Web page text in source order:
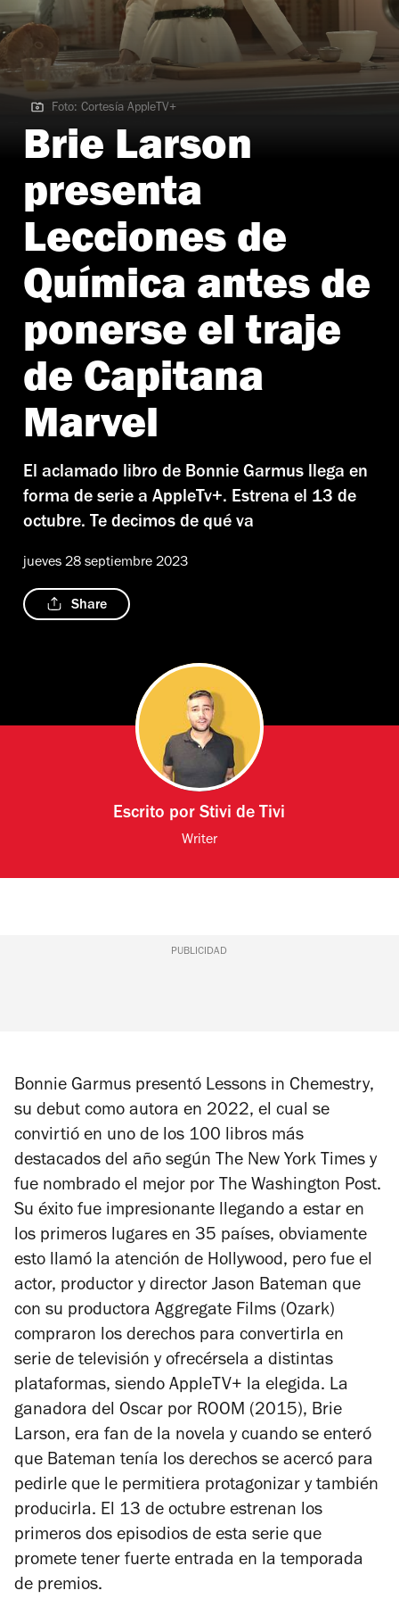
Foto: Cortesía AppleTV+
Foto: Cortesía AppleTV+
Brie Larson
presenta
Lecciones de
Química antes de
ponerse el traje
de Capitana
Marvel
El aclamado libro de Bonnie Garmus llega en
forma de serie a AppleTv+. Estrena el 13 de
octubre. Te decimos de qué va
jueves 28 septiembre 2023
Share
Escrito porStivi de Tivi
Writer
PUBLICIDAD
Bonnie Garmus presentó Lessons in Chemestry,
su debut como autora en 2022, el cual se
convirtió en uno de los 100 libros más
destacados del año según The New York Times y
fue nombrado el mejor por The Washington Post.
Su éxito fue impresionante llegando a estar en
los primeros lugares en 35 países, obviamente
esto llamó la atención de Hollywood, pero fue el
actor, productor y director Jason Bateman que
con su productora Aggregate Films (Ozark)
compraron los derechos para convertirla en
serie de televisión y ofrecérsela a distintas
plataformas, siendo AppleTV+ la elegida. La
ganadora del Oscar por ROOM (2015), Brie
Larson, era fan de la novela y cuando se enteró
que Bateman tenía los derechos se acercó para
pedirle que le permitiera protagonizar y también
producirla. El 13 de octubre estrenan los
primeros dos episodios de esta serie que
promete tener fuerte entrada en la temporada
de premios.